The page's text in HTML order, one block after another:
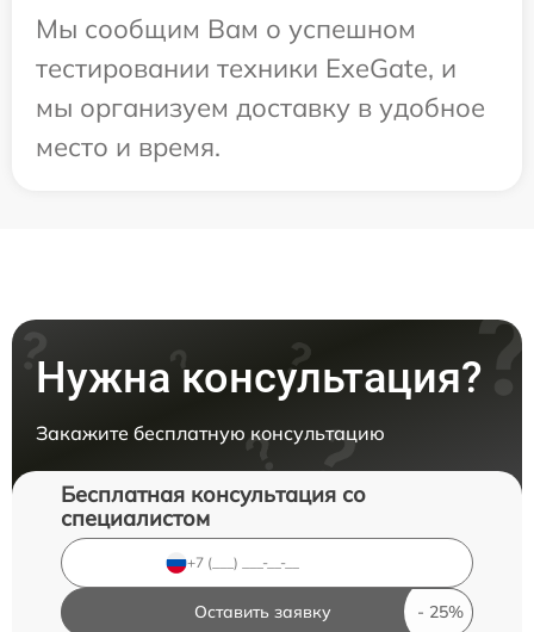
Мы сообщим Вам о успешном
тестировании техники ExeGate, и
мы организуем доставку в удобное
место и время.
Нужна консультация?
Закажите бесплатную консультацию
Бесплатная консультация со
специалистом
Оставить заявку